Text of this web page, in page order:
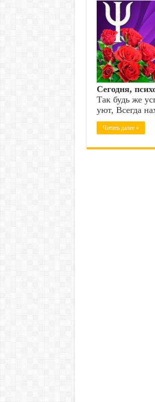
Сегодня,
Так будь же
уют, Всегда
Читать далее »